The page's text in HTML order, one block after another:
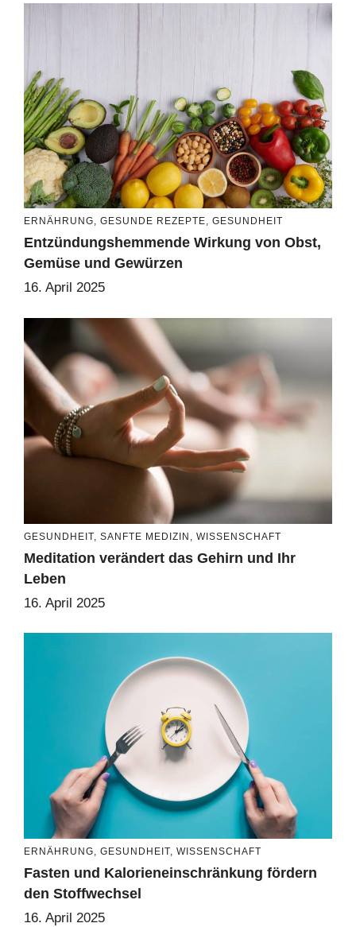
ERNÄHRUNG, GESUNDE REZEPTE, GESUNDHEIT
Entzündungshemmende Wirkung von Obst,
Gemüse und Gewürzen
16. April 2025
GESUNDHEIT SANFTE MEDIZIN WISSENSCHAFT
Meditation verändert das Gehirn und Ihr
Leben
16. April 2025
ERNÄHRUNG GESUNDHEIT WISSENSCHAFT
Fasten und Kalorieneinschränkung fördern
den Stoffwechsel
16. April 2025